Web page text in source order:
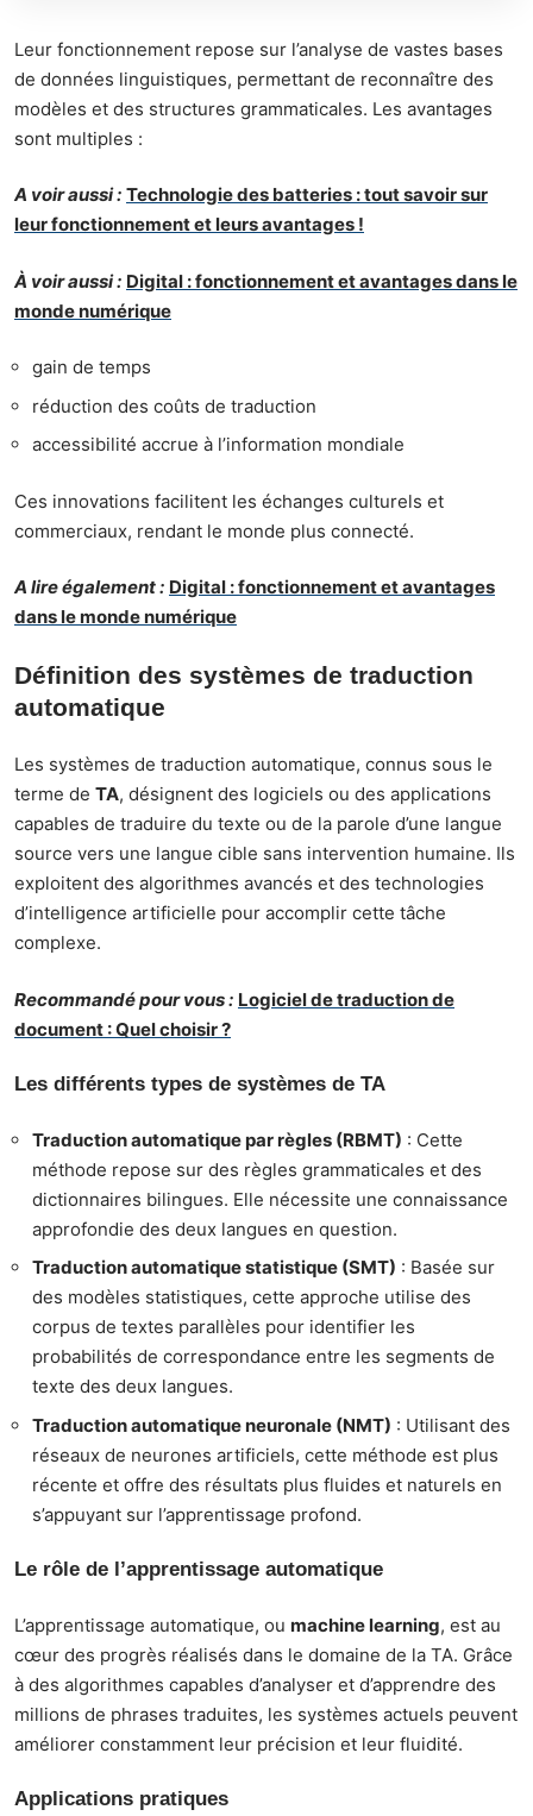
Leur fonctionnement repose sur l’analyse de vastes bases
de données linguistiques, permettant de reconnaître des
modèles et des structures grammaticales. Les avantages
sont multiples :
A voir aussi : Technologie des batteries : tout savoir sur
leur fonctionnement et leurs avantages !
À voir aussi : Digital : fonctionnement et avantages dans le
monde numérique
gain de temps
réduction des coûts de traduction
accessibilité accrue à l’information mondiale
Ces innovations facilitent les échanges culturels et
commerciaux, rendant le monde plus connecté.
A lire également : Digital : fonctionnement et avantages
dans le monde numérique
Définition des systèmes de traduction
automatique
Les systèmes de traduction automatique, connus sous le
terme de TA, désignent des logiciels ou des applications
capables de traduire du texte ou de la parole d’une langue
source vers une langue cible sans intervention humaine. Ils
exploitent des algorithmes avancés et des technologies
d’intelligence artificielle pour accomplir cette tâche
complexe.
Recommandé pour vous : Logiciel de traduction de
document : Quel choisir ?
Les différents types de systèmes de TA
Traduction automatique par règles (RBMT) : Cette
méthode repose sur des règles grammaticales et des
dictionnaires bilingues. Elle nécessite une connaissance
approfondie des deux langues en question.
Traduction automatique statistique (SMT) : Basée sur
des modèles statistiques, cette approche utilise des
corpus de textes parallèles pour identifier les
probabilités de correspondance entre les segments de
texte des deux langues.
Traduction automatique neuronale (NMT) : Utilisant des
réseaux de neurones artificiels, cette méthode est plus
récente et offre des résultats plus fluides et naturels en
s’appuyant sur l’apprentissage profond.
Le rôle de l’apprentissage automatique
L’apprentissage automatique, ou machine learning, est au
cœur des progrès réalisés dans le domaine de la TA. Grâce
à des algorithmes capables d’analyser et d’apprendre des
millions de phrases traduites, les systèmes actuels peuvent
améliorer constamment leur précision et leur fluidité.
Applications pratiques